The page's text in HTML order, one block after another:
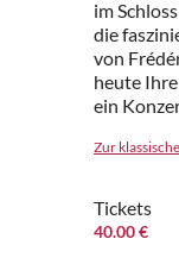
im
die
von
heute
ein
Zur
Tickets
40.00 €